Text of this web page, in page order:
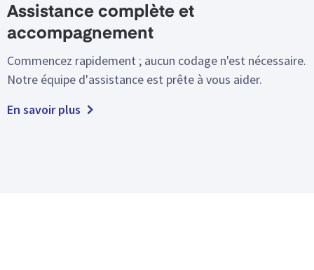
Assistance complète et
accompagnement
Commencez rapidement ; aucun codage n'est nécessaire.
Notre équipe d'assistance est prête à vous aider.
En savoir plus